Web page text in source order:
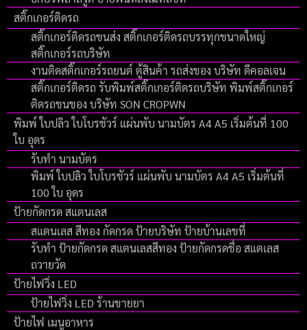
สติ๊กเกอร์ติดรถ
สติ๊กเกอร์ติดรถขนส่ง สติ๊กเกอร์ติดรถบรรทุกขนาดใหญ่
สติ๊กเกอร์รถบริษัท
งานติดสติ๊กเกอร์รถยนต์ ตู้สินค้า รถส่งของ บริษัท ดีคอลเจน
สติ๊กเกอร์ติดรถ รับพิมพ์สติ๊กเกอร์ติดรถบริษัท พิมพ์สติ๊กเกอร์
ติดรถขนของ บริษัท SON CROPWN
พิมพ์ ใบปลิว ใบโบรชัวร์ แผ่นพับ นามบัตร A4 A5 เริ่มต้นที่ 100
ใบ อุดร
รับทำ นามบัตร
พิมพ์ ใบปลิว ใบโบรชัวร์ แผ่นพับ นามบัตร A4 A5 เริ่มต้นที่
100 ใบ อุดร
ป้ายกัดกรด สแตนเลส
สแตนเลส สีทอง กัดกรด ป้ายบริษัท ป้ายบ้านเลขที่
รับทำ ป้ายกัดกรด สแตนเลสสีทอง ป้ายกัดกรดชื่อ สแตเลส
ถวายวัด
ป้ายไฟวิ่ง LED
ป้ายไฟวิ่ง LED ร้านขายยา
ป้ายไฟ เมนูอาหาร